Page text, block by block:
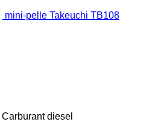
mini-pelle Takeuchi TB108
Carburant diesel